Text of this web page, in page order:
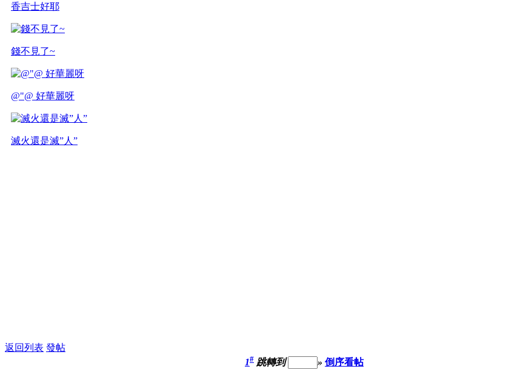
香吉士好耶
錢不見了~
@"@ 好華麗呀
滅火還是滅”人”
返回列表 發帖
1# 跳轉到 » 倒序看帖